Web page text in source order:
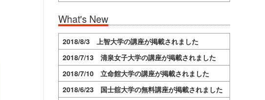
What's New
2018/8/3 上智大学の講座が掲載されました
2018/7/13 清泉女子大学の講座が掲載されました
2018/7/10 立命館大学の講座が掲載されました
2018/6/23 国士舘大学の無料講座が掲載されました